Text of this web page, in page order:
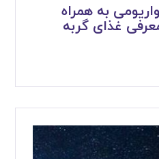
به همراه
غذای گربه